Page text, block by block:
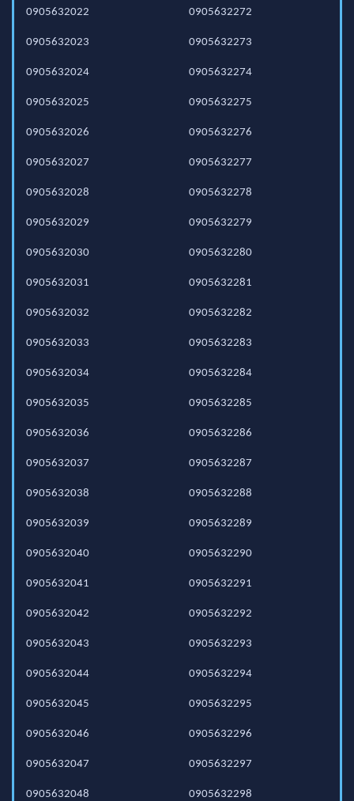
0905632022
0905632023
0905632024
0905632025
0905632026
0905632027
0905632028
0905632029
0905632030
0905632031
0905632032
0905632033
0905632034
0905632035
0905632036
0905632037
0905632038
0905632039
0905632040
0905632041
0905632042
0905632043
0905632044
0905632045
0905632046
0905632047
0905632048
0905632272
0905632273
0905632274
0905632275
0905632276
0905632277
0905632278
0905632279
0905632280
0905632281
0905632282
0905632283
0905632284
0905632285
0905632286
0905632287
0905632288
0905632289
0905632290
0905632291
0905632292
0905632293
0905632294
0905632295
0905632296
0905632297
0905632298